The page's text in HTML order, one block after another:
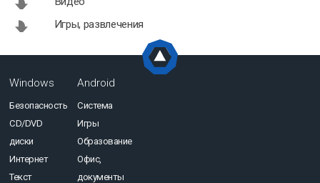
Игры, развлечения
Windows
Безопасность
CD/DVD
диски
Интернет
Текст
Android
Система
Игры
Образование
Офис,
документы